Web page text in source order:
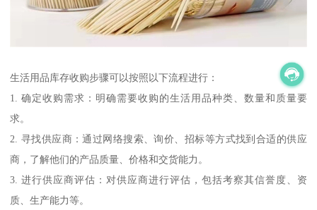
生活用品库存收购步骤可以按照以下流程进行：
1. 确定收购需求：明确需要收购的生活用品种类、数量和质量要
求。
2. 寻找供应商：通过网络搜索、询价、招标等方式找到合适的供应
商，了解他们的产品质量、价格和交货能力。
3. 进行供应商评估：对供应商进行评估，包括考察其信誉度、资
质、生产能力等。